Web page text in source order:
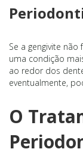
Se a gengivite
uma condição
ao redor dos
eventualmente,
O